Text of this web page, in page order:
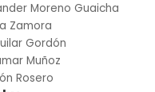
Moreno Guaicha
Zamora
Gordón
Muñoz
Rosero